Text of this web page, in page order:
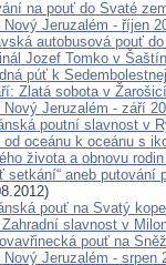
na pouť do Svaté
Nový Jeruzalém - říjen
autobusová pouť
Jozef Tomko v
púť k
Zlatá sobota v
Nový Jeruzalém - září
poutní slavnost v
od oceánu k oceánu s
života a obnovu
setkání“ aneb putování
pouť na Svatý
slavnost v
pouť na
Nový Jeruzalém - srpen